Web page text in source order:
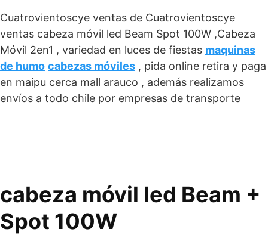
Cuatrovientoscye ventas de Cuatrovientoscye
ventas cabeza móvil led Beam Spot 100W ,Cabeza
Móvil 2en1 , variedad en luces de fiestas maquinas
de humo cabezas móviles , pida online retira y paga
en maipu cerca mall arauco , además realizamos
envíos a todo chile por empresas de transporte
cabeza móvil led Beam +
Spot 100W